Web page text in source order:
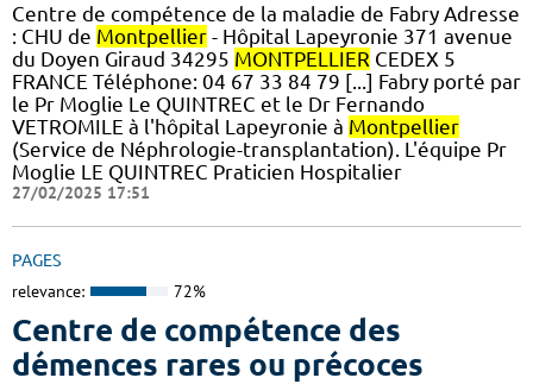
Centre de compétence de la maladie de Fabry Adresse
: CHU de Montpellier - Hôpital Lapeyronie 371 avenue
du Doyen Giraud 34295 MONTPELLIER CEDEX 5
FRANCE Téléphone: 04 67 33 84 79 [...] Fabry porté par
le Pr Moglie Le QUINTREC et le Dr Fernando
VETROMILE à l'hôpital Lapeyronie à Montpellier
(Service de Néphrologie-transplantation). L'équipe Pr
Moglie LE QUINTREC Praticien Hospitalier
27/02/2025 17:51
PAGES
relevance: 72%
Centre de compétence des
démences rares ou précoces